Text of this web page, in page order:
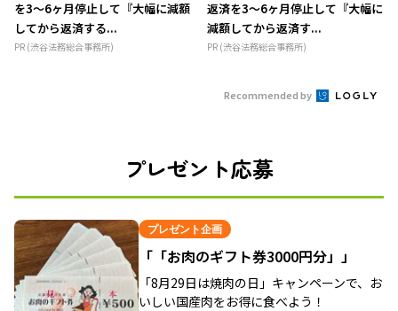
を3～6ヶ月停止して『大幅に減額
してから返済する...
PR (渋谷法務総合事務所)
返済を3～6ヶ月停止して『大幅に
減額してから返済す...
PR (渋谷法務総合事務所)
Recommended by
プレゼント応募
プレゼント企画
「「お肉のギフト券3000円分」」
「8月29日は焼肉の日」キャンペーンで、お
いしい国産肉をお得に食べよう！